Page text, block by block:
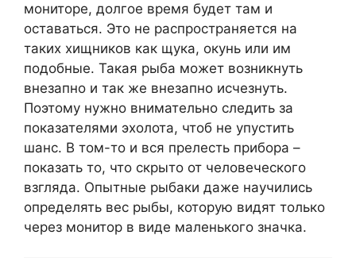
мониторе, долгое время будет там и
оставаться. Это не распространяется на
таких хищников как щука, окунь или им
подобные. Такая рыба может возникнуть
внезапно и так же внезапно исчезнуть.
Поэтому нужно внимательно следить за
показателями эхолота, чтоб не упустить
шанс. В том-то и вся прелесть прибора –
показать то, что скрыто от человеческого
взгляда. Опытные рыбаки даже научились
определять вес рыбы, которую видят только
через монитор в виде маленького значка.